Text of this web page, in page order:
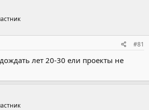
#81
лет 20-30 ели проекты не